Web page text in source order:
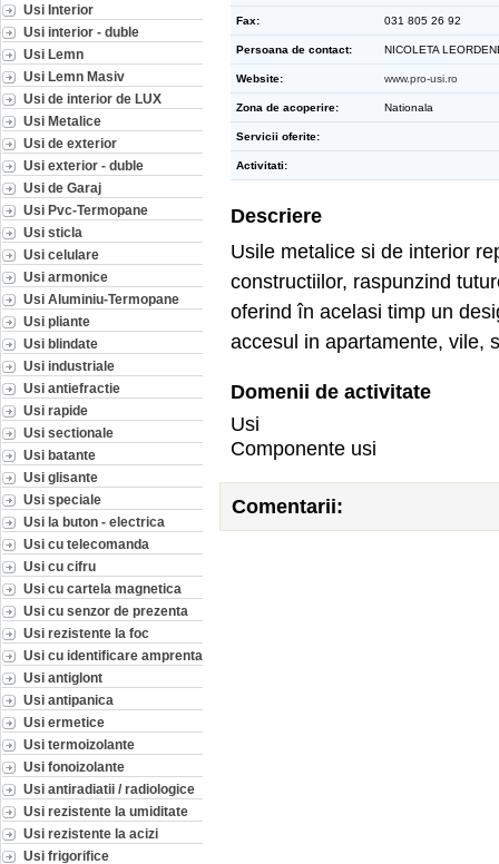
Usi Interior
Usi interior - duble
Usi Lemn
Usi Lemn Masiv
Usi de interior de LUX
Usi Metalice
Usi de exterior
Usi exterior - duble
Usi de Garaj
Usi Pvc-Termopane
Usi sticla
Usi celulare
Usi armonice
Usi Aluminiu-Termopane
Usi pliante
Usi blindate
Usi industriale
Usi antiefractie
Usi rapide
Usi sectionale
Usi batante
Usi glisante
Usi speciale
Usi la buton - electrica
Usi cu telecomanda
Usi cu cifru
Usi cu cartela magnetica
Usi cu senzor de prezenta
Usi rezistente la foc
Usi cu identificare amprenta
Usi antiglont
Usi antipanica
Usi ermetice
Usi termoizolante
Usi fonoizolante
Usi antiradiatii / radiologice
Usi rezistente la umiditate
Usi rezistente la acizi
Usi frigorifice
Fax: 031 805 26 92
Persoana de contact: NICOLETA
Website: www.pro-usi.ro
Zona de acoperire: Nationala
Servicii oferite:
Activitati:
Descriere
Usile metalice si de interior
constructiilor, raspunzind
oferind în acelasi timp un
accesul in apartamente, vile,
Domenii de activitate
Usi
Componente usi
Comentarii: